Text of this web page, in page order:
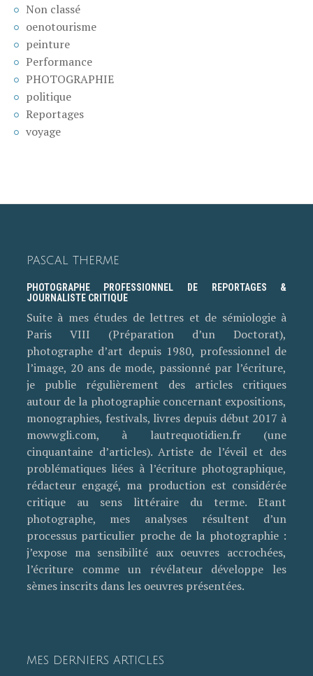
Non classé
oenotourisme
peinture
Performance
PHOTOGRAPHIE
politique
Reportages
voyage
PASCAL THERME
PHOTOGRAPHE PROFESSIONNEL DE REPORTAGES &
JOURNALISTE CRITIQUE
Suite à mes études de lettres et de sémiologie à
Paris VIII (Préparation d’un Doctorat),
photographe d’art depuis 1980, professionnel de
l’image, 20 ans de mode, passionné par l’écriture,
je publie régulièrement des articles critiques
autour de la photographie concernant expositions,
monographies, festivals, livres depuis début 2017 à
mowwgli.com, à lautrequotidien.fr (une
cinquantaine d’articles). Artiste de l’éveil et des
problématiques liées à l’écriture photographique,
rédacteur engagé, ma production est considérée
critique au sens littéraire du terme. Etant
photographe, mes analyses résultent d’un
processus particulier proche de la photographie :
j’expose ma sensibilité aux oeuvres accrochées,
l’écriture comme un révélateur développe les
sèmes inscrits dans les oeuvres présentées.
MES DERNIERS ARTICLES